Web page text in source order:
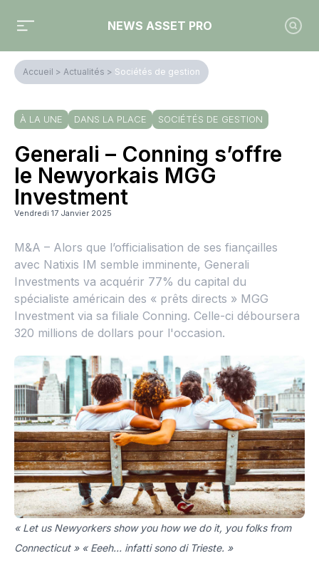
NEWS ASSET PRO
Accueil > Actualités > Sociétés de gestion
À LA UNE DANS LA PLACE SOCIÉTÉS DE GESTION
Generali – Conning s’offre
le Newyorkais MGG
Investment
Vendredi 17 Janvier 2025
M&A – Alors que l’officialisation de ses fiançailles
avec Natixis IM semble imminente, Generali
Investments va acquérir 77% du capital du
spécialiste américain des « prêts directs » MGG
Investment via sa filiale Conning. Celle-ci déboursera
320 millions de dollars pour l'occasion.
« Let us Newyorkers show you how we do it, you folks from
Connecticut » « Eeeh… infatti sono di Trieste. »